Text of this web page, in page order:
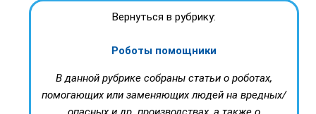
Вернуться в рубрику:
Роботы помощники
В данной рубрике собраны статьи о роботах,
помогающих или заменяющих людей на вредных/